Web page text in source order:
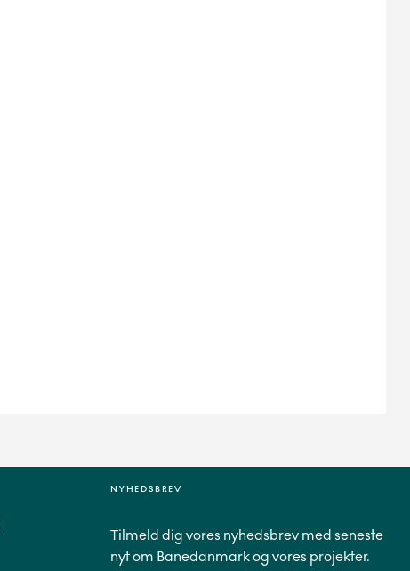
NYHEDSBREV
Tilmeld dig vores nyhedsbrev med seneste
nyt om Banedanmark og vores projekter.